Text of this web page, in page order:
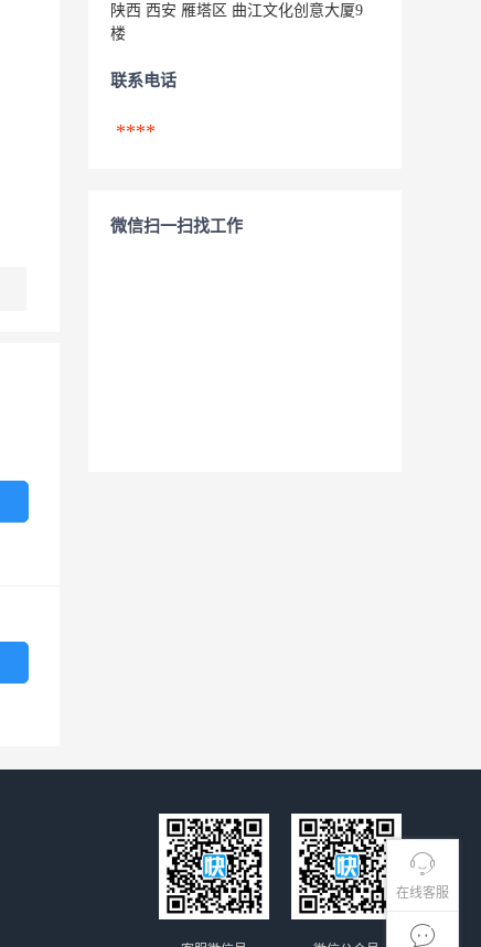
在线客服
陕西 西安 雁塔区 曲江文化创意大厦9
楼
联系电话
****
微信扫一扫找工作